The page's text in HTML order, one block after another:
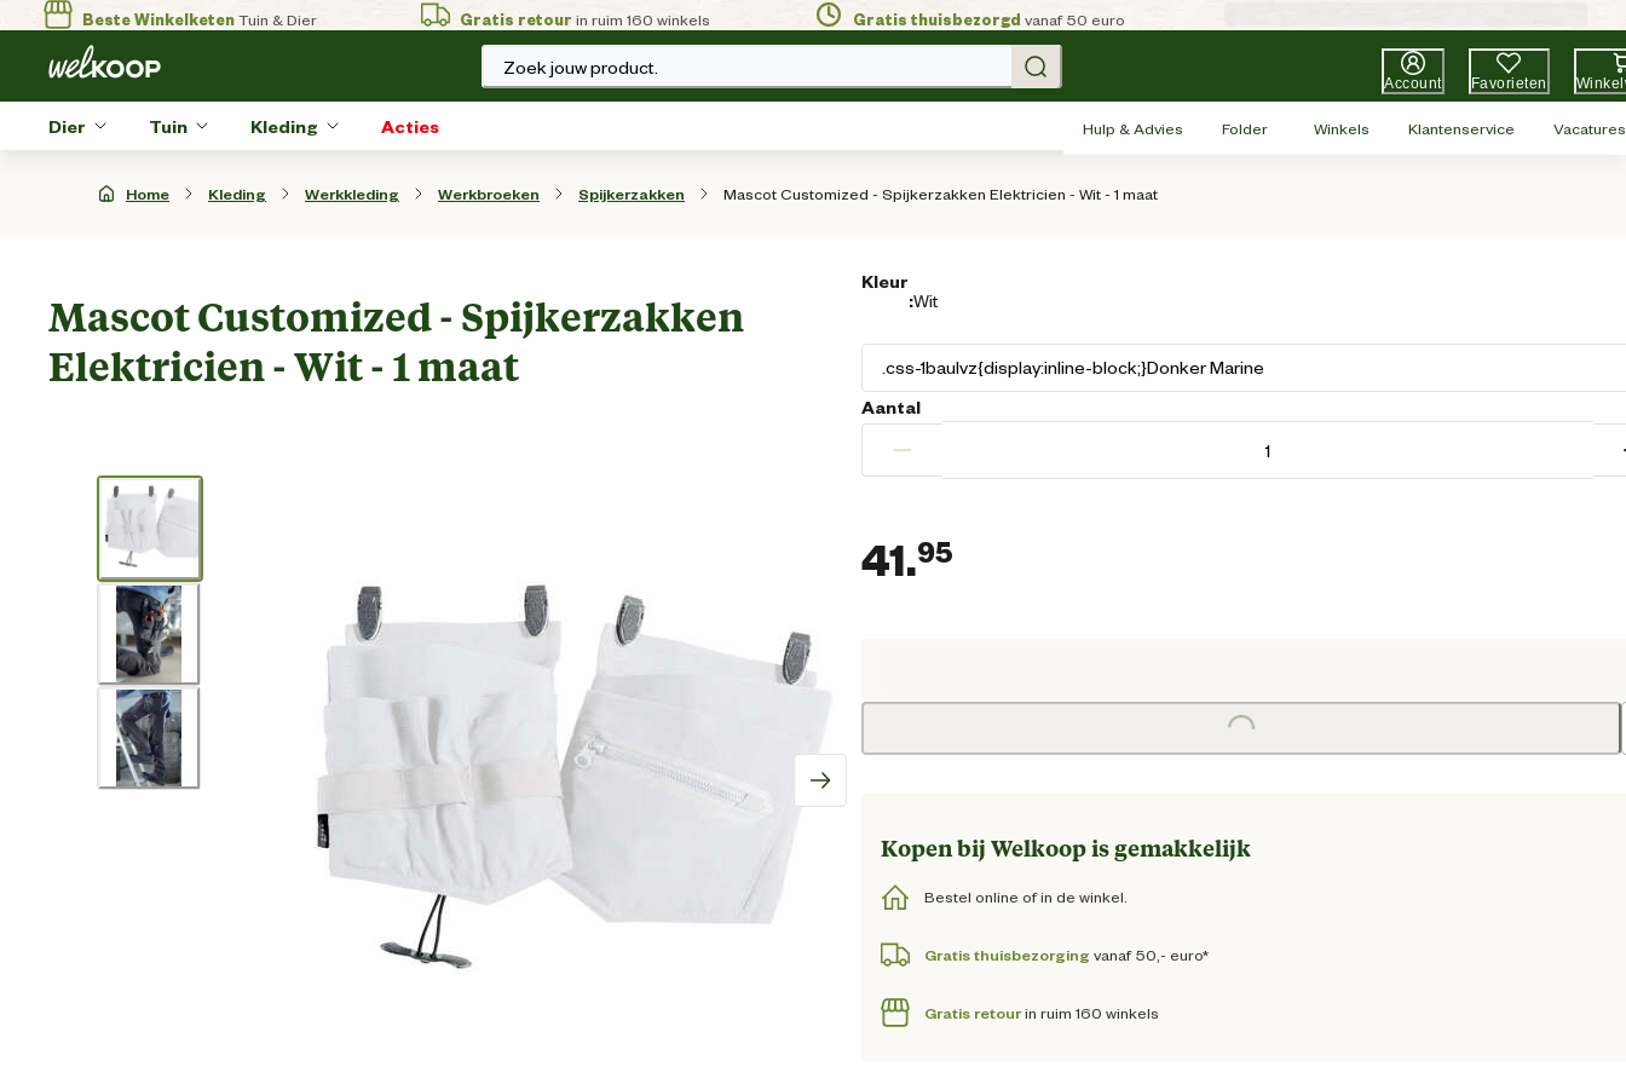
Beste WinkelketenTuin & Dier Gratis retour in ruim 160 winkels Gratis thuisbezorgd vanaf 50 euro
Zoek jouw product.
Account Favorieten
Dier Tuin Kleding Acties Hulp & Advies Folder Winkels Klantenservice Vacatures
Home Kleding Werkkleding Werkbroeken Spijkerzakken Mascot Customized - Spijkerzakken Elektricien - Wit - 1 maat
Mascot Customized - Spijkerzakken
Elektricien - Wit - 1 maat
Kleur
:Wit
Aantal
−
41.95
Loading...
Kopen bij Welkoop is gemakkelijk
Bestel online of in de winkel.
Gratis thuisbezorging vanaf 50,- euro*
Gratis retourin ruim 160 winkels